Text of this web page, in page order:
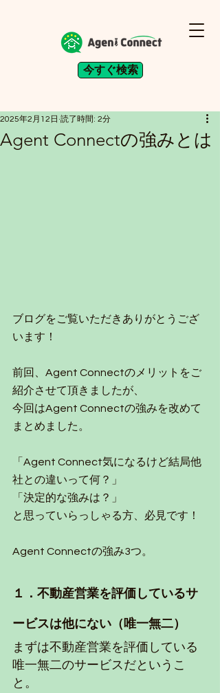
今すぐ検索
Agent Connectの強みとは
2025年2月12日 読了時間: 2分
ブログをご覧いただきありがとうござ
います！
前回、Agent Connectのメリットをご
紹介させて頂きましたが、
今回はAgent Connectの強みを改めて
まとめました。
「Agent Connect気になるけど結局他
社との違いって何？」
「決定的な強みは？」
と思っていらっしゃる方、必見です！
Agent Connectの強み3つ。
１．不動産営業を評価しているサ
ービスは他にない（唯一無二）
まずは不動産営業を評価している
唯一無二のサービスだというこ
と。